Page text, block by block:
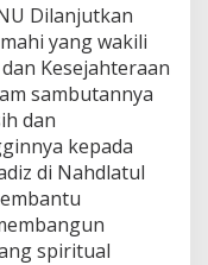
Dilanjutkan
yang wakili
Kesejahteraan
sambutannya
dan
kepada
di Nahdlatul
spiritual